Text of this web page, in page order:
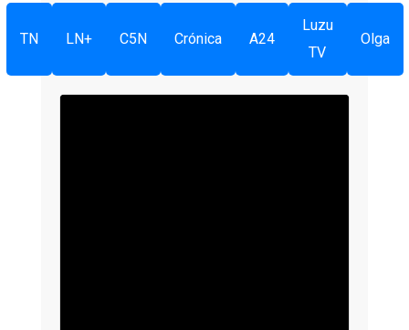
TN LN+ C5N Crónica A24
Luzu
TV
Olga